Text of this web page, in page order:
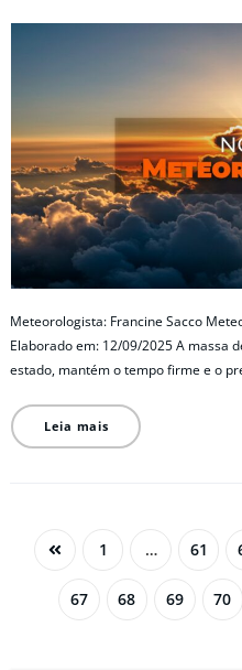
Meteorologista: Francine Sacco
Elaborado em: 12/09/2025 A massa
estado, mantém o tempo firme e o
Leia mais
1 … 61
67 68 69 70